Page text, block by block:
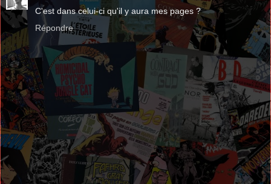
C'est dans celui-ci qu'il y aura mes pages ?
Répondre